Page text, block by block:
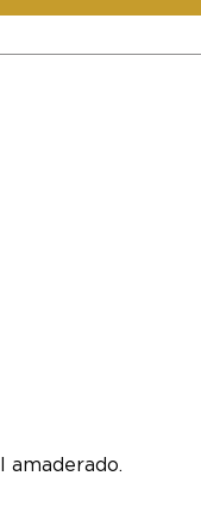
amaderado.